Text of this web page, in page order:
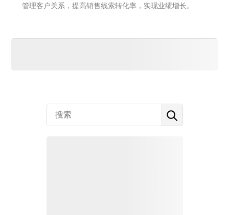
管理客户关系，提高销售线索转化率，实现业绩增长。